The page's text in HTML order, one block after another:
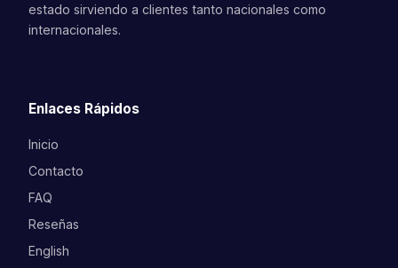
estado sirviendo a clientes tanto nacionales como
internacionales.
Enlaces Rápidos
Inicio
Contacto
FAQ
Reseñas
English